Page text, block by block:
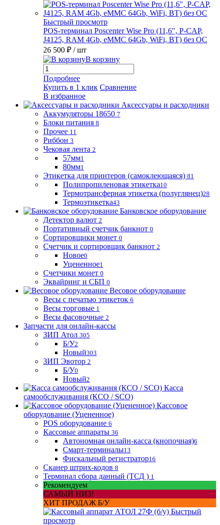
Быстрый просмотр
POS-терминал Poscenter Wise Pro (11,6", P-CAP,
J4125, RAM 4Gb, eMMC 64Gb, WiFi, BT) без ОС
26 500 ₽ / шт
В корзину
Подробнее
Купить в 1 клик Сравнение
В избранное
Аксессуары и расходники
Аккумуляторы 18650 7
Блоки питания 8
Прочее 11
Риббон 3
Чековая лента 2
57мм1
80мм1
Этикетка для принтеров (самоклеющаяся) 81
Полипропиленовая этикетка10
Термотрансферная этикетка (полуглянец)28
Термоэтикетка43
Банковское оборудование
Детектор валют 2
Портативный счетчик банкнот 0
Сортировщики монет 0
Счетчик и сортировщик банкнот 2
Новое0
Уцененное1
Счетчики монет 0
Эквайринг и СБП 0
Весовое оборудование
Весы с печатью этикеток 6
Весы торговые 1
Весы фасовочные 2
Запчасти для онлайн-кассы
ЗИП Атол 305
Б/У2
Новый303
ЗИП Эвотор 2
Б/У0
Новый2
Касса
самообслуживания (КСО / SCO)
Кассовое
оборудование (Уцененное)
POS оборудование 6
Кассовые аппараты 36
Автономная онлайн-касса (кнопочная)6
Смарт-терминалы13
Фискальный регистратор16
Сканер штрих-кодов 8
Терминал сбора данный (ТСД ) 1
Рекомендуем
САМЫЙ НИЗ!
ХИТ ПРОДАЖ Б/У
Быстрый
просмотр